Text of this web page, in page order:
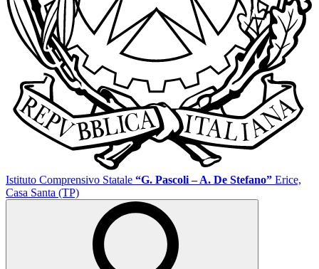
Istituto Comprensivo Statale “G. Pascoli – A. De Stefano” Erice,
Casa Santa (TP)